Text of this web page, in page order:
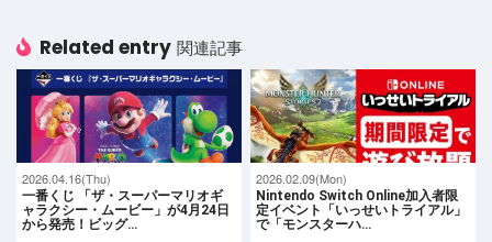
Related entry 関連記事
2026.04.16(Thu)
一番くじ 「ザ・スーパーマリオギ
ャラクシー・ムービー」が4月24日
から発売！ビッグ…
2026.02.09(Mon)
Nintendo Switch Online加入者限
定イベント「いっせいトライアル」
で「モンスターハ…